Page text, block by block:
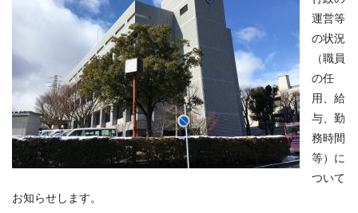
運営等
の状況
（職員
の任
用、給
与、勤
務時間
等）に
ついて
お知らせします。